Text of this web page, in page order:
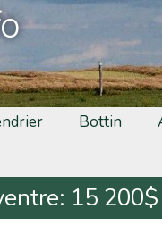
Bottin
15 200$